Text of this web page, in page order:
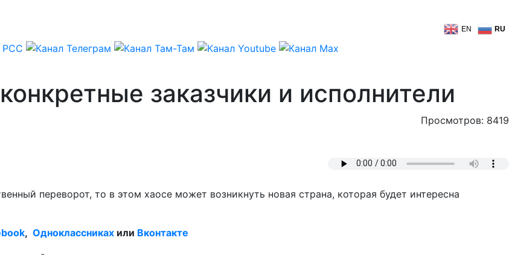
EN RU
заказчики и исполнители
Просмотров: 8419
переворот, то в этом хаосе может возникнуть новая страна, которая будет интересна
, Одноклассниках или Вконтакте